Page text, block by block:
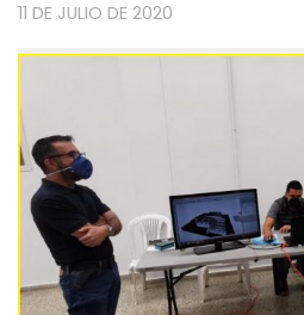
11 DE JULIO DE 2020